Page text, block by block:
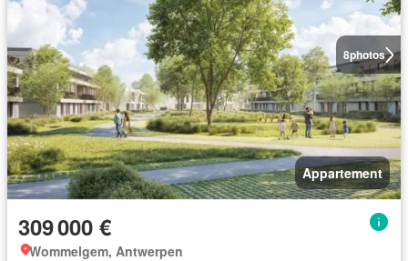
8photos
Appartement
309 000 €
Wommelgem, Antwerpen